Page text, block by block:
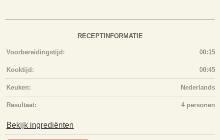
RECEPTINFORMATIE
Voorbereidingstijd: 00:15
Kooktijd: 00:45
Keuken: Nederlands
Resultaat: 4 personen
Bekijk ingrediënten